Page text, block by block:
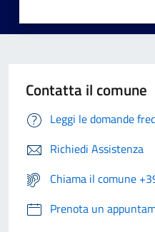
Contatta il comune
Leggi le domande
Richiedi Assistenza
Chiama il comune
Prenota un